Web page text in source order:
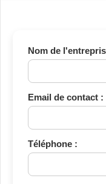
Nom de
Email de contact :
Téléphone :